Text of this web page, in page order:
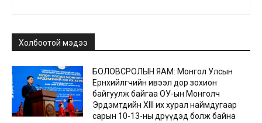
Холбоотой мэдээ
БОЛОВСРОЛЫН ЯАМ: Монгол Улсын
Ерөнхийлөгчийн ивээл дор зохион
байгуулж байгаа ОУ-ын Монголч
Эрдэмтдийн XIII их хурал наймдугаар
сарын 10-13-ны өдрүүдэд болж байна